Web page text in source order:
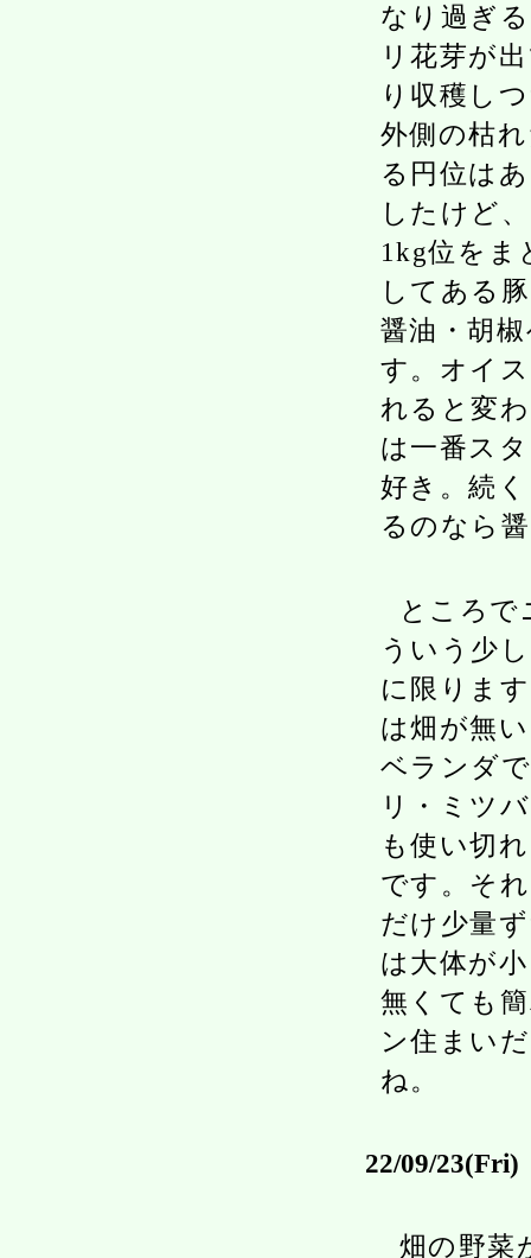
なり過ぎ
リ花芽が
り収穫し
外側の枯
る円位は
したけど
1kg位をま
してある
醤油・胡
す。オイ
れると変
は一番ス
好き。続
るのなら
ところ
ういう少
に限りま
は畑が無
ベランダ
リ・ミツ
も使い切
です。そ
だけ少量
は大体が
無くても
ン住まい
ね。
22/09/23(Fri)
畑の野菜